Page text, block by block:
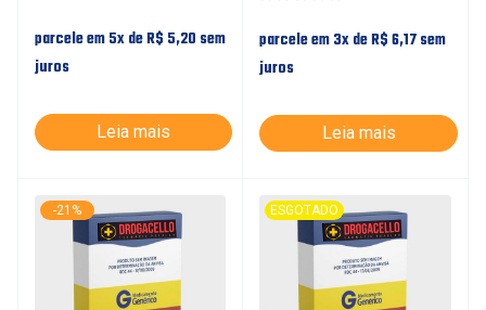
parcele em 5x deR$ 5,20 sem
juros
Leia mais
parcele em 3x deR$6,17sem
juros
Leia mais
-21% ESGOTADO